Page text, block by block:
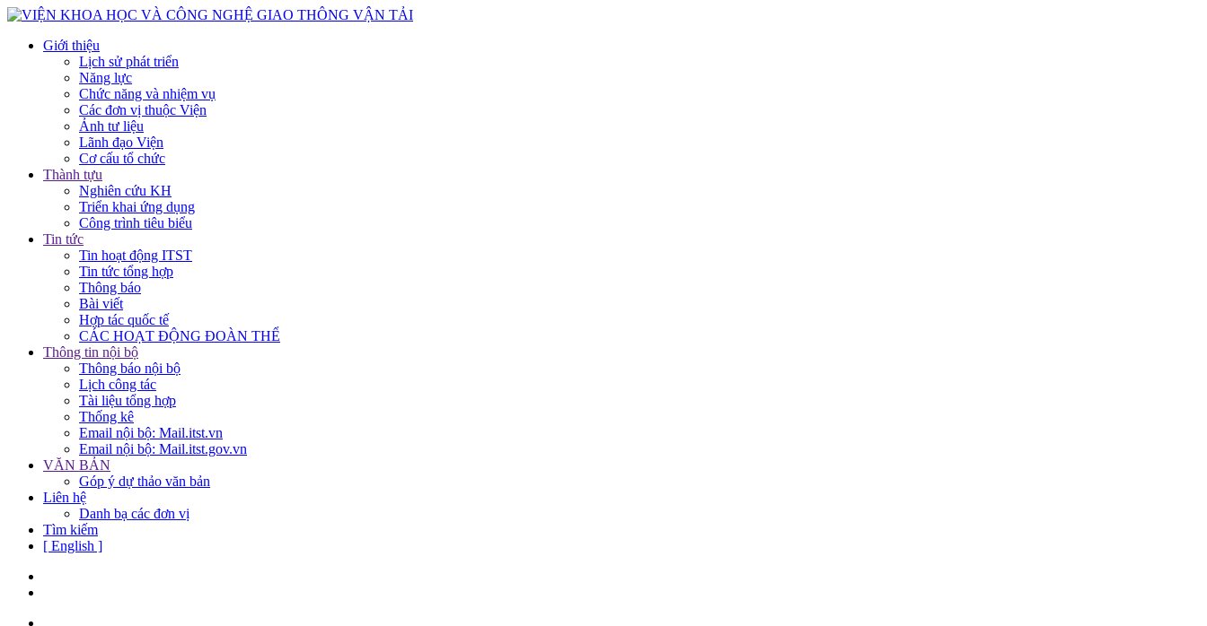
Giới thiệu
Lịch sử phát triển
Năng lực
Chức năng và nhiệm vụ
Các đơn vị thuộc Viện
Ảnh tư liệu
Lãnh đạo Viện
Cơ cấu tổ chức
Thành tựu
Nghiên cứu KH
Triển khai ứng dụng
Công trình tiêu biểu
Tin tức
Tin hoạt động ITST
Tin tức tổng hợp
Thông báo
Bài viết
Hợp tác quốc tế
CÁC HOẠT ĐỘNG ĐOÀN THỂ
Thông tin nội bộ
Thông báo nội bộ
Lịch công tác
Tài liệu tổng hợp
Thống kê
Email nội bộ: Mail.itst.vn
Email nội bộ: Mail.itst.gov.vn
VĂN BẢN
Góp ý dự thảo văn bản
Liên hệ
Danh bạ các đơn vị
Tìm kiếm
[ English ]